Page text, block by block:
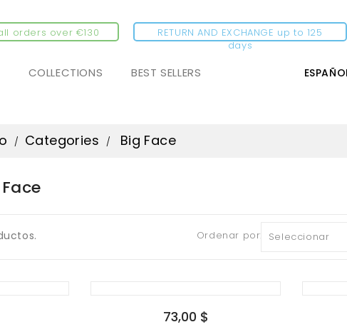
all orders over €130
RETURN AND EXCHANGE up to 125
days
COLLECTIONS BEST SELLERS
Categories Big Face
Ordenar por: Seleccionar
73,00 $